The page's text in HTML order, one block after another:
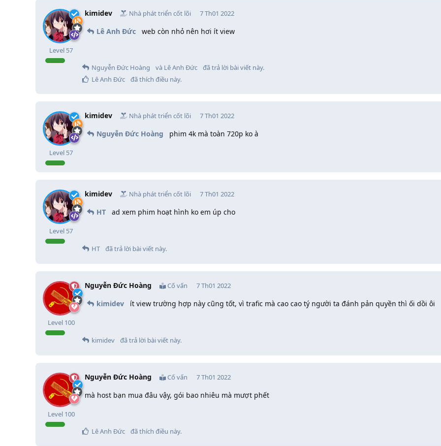
kimidev Nhà phát triển cốt lõi
Level 57
7 Th01 2022
Lê Anh Đức web còn nhỏ nên hơi ít view
Nguyễn Đức Hoàng
và Lê Anh Đức
đã trả lời bài viết này.
Lê Anh Đức
đã thích điều này.
kimidev Nhà phát triển cốt lõi
Level 57
7 Th01 2022
Nguyễn Đức Hoàng phim 4k mà toàn 720p ko à
kimidev Nhà phát triển cốt lõi
Level 57
7 Th01 2022
HT ad xem phim hoạt hình ko em úp cho
HT
đã trả lời bài viết này.
Nguyễn Đức Hoàng Cố vấn
Level 100
7 Th01 2022
kimidev ít view trường hợp này cũng tốt, vì trafic mà cao cao tý người ta đánh pản quyền thì ối dồi ôi
kimidev
đã trả lời bài viết này.
Nguyễn Đức Hoàng Cố vấn
Level 100
7 Th01 2022
mà host bạn mua đâu vậy, gói bao nhiêu mà mượt phết
Lê Anh Đức
đã thích điều này.